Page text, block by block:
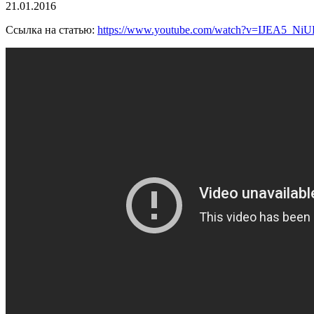
21.01.2016
Ссылка на статью: https://www.youtube.com/